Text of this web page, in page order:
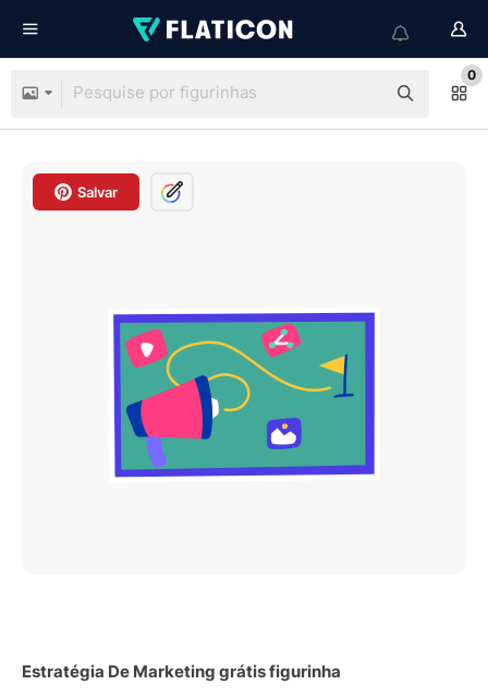
0
Salvar
Estratégia De Marketing grátis figurinha